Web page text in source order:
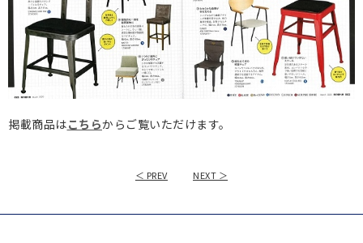
掲載商品はこちらからご覧いただけます。
＜ PREV NEXT ＞